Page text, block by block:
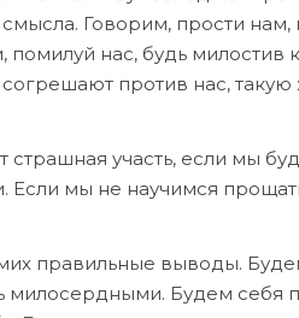
Говорим, прости
нас, будь милостив
против нас, такую
страшная участь, если мы
мы не научимся
правильные выводы.
милосердными. Будем себя